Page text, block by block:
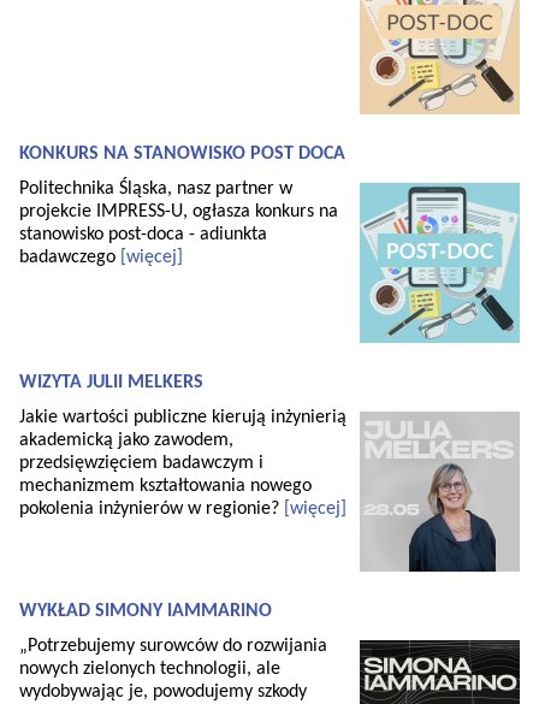
KONKURS NA STANOWISKO POST DOCA
Politechnika Śląska, nasz partner w
projekcie IMPRESS-U, ogłasza konkurs na
stanowisko post-doca - adiunkta
badawczego [więcej]
WIZYTA JULII MELKERS
Jakie wartości publiczne kierują inżynierią
akademicką jako zawodem,
przedsięwzięciem badawczym i
mechanizmem kształtowania nowego
pokolenia inżynierów w regionie? [więcej]
WYKŁAD SIMONY IAMMARINO
„Potrzebujemy surowców do rozwijania
nowych zielonych technologii, ale
wydobywając je, powodujemy szkody